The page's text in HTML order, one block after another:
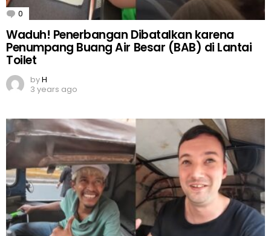
0
Waduh! Penerbangan Dibatalkan karena
Penumpang Buang Air Besar (BAB) di Lantai
Toilet
byH
3 years ago